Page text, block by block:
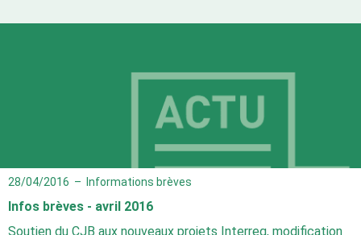
28/04/2016 – Informations brèves
Infos brèves - avril 2016
Soutien du CJB aux nouveaux projets Interreg, modification